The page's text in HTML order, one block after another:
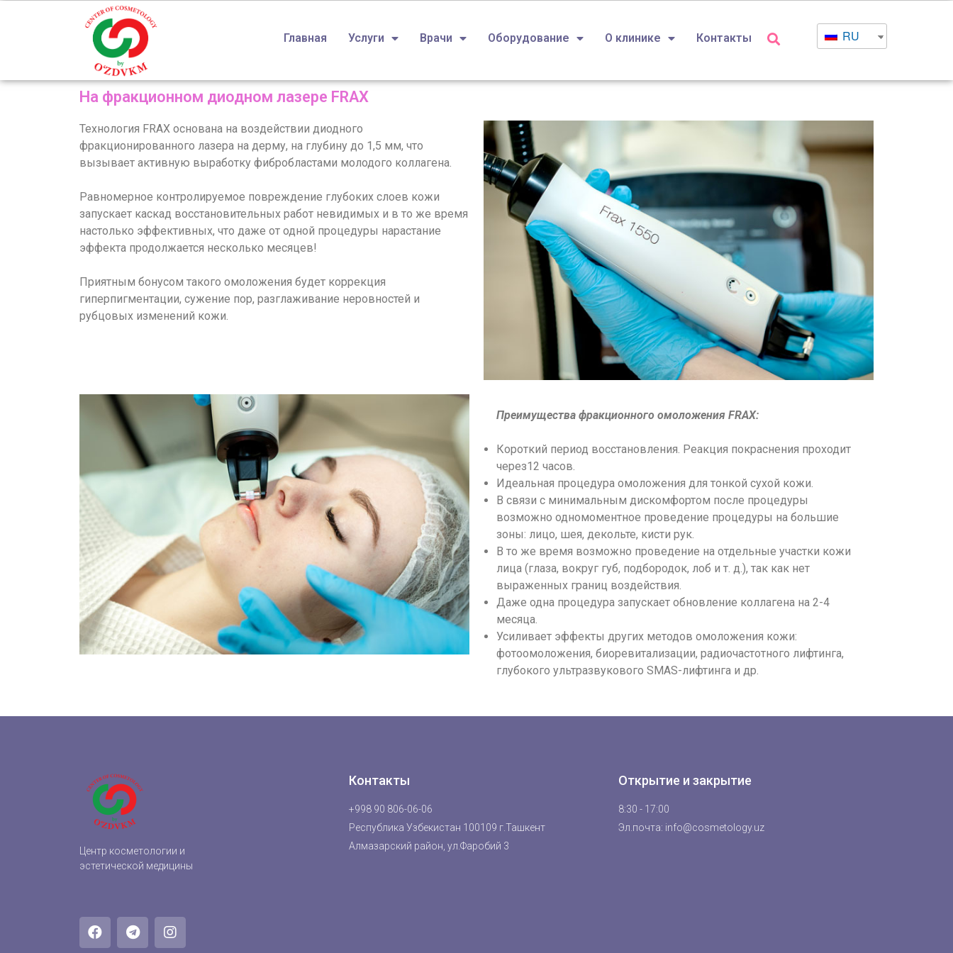
Главная Услуги Врачи Оборудование О клинике Контакты RU
На фракционном диодном лазере FRAX
Технология FRAX основана на воздействии диодного
фракционированного лазера на дерму, на глубину до 1,5 мм, что
вызывает активную выработку фибробластами молодого коллагена.
Равномерное контролируемое повреждение глубоких слоев кожи
запускает каскад восстановительных работ невидимых и в то же время
настолько эффективных, что даже от одной процедуры нарастание
эффекта продолжается несколько месяцев!
Приятным бонусом такого омоложения будет коррекция
гиперпигментации, сужение пор, разглаживание неровностей и
рубцовых изменений кожи.
Преимущества фракционного омоложения FRAX:
Короткий период восстановления. Реакция покраснения проходит
через12 часов.
Идеальная процедура омоложения для тонкой сухой кожи.
В связи с минимальным дискомфортом после процедуры
возможно одномоментное проведение процедуры на большие
зоны: лицо, шея, декольте, кисти рук.
В то же время возможно проведение на отдельные участки кожи
лица (глаза, вокруг губ, подбородок, лоб и т. д.), так как нет
выраженных границ воздействия.
Даже одна процедура запускает обновление коллагена на 2-4
месяца.
Усиливает эффекты других методов омоложения кожи:
фотоомоложения, биоревитализации, радиочастотного лифтинга,
глубокого ультразвукового SMAS-лифтинга и др.
Центр косметологии и
эстетической медицины
Контакты
+998 90 806-06-06
Республика Узбекистан 100109 г.Ташкент
Алмазарский район, ул.Фаробий 3
Открытие и закрытие
8:30 - 17:00
Эл.почта: info@cosmetology.uz